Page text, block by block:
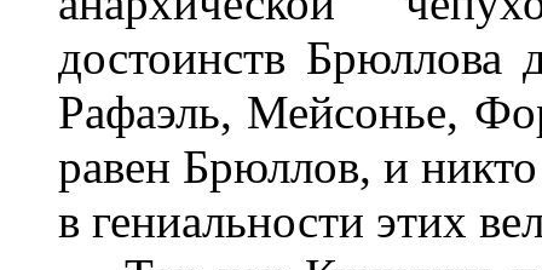
достоинств Брюллова
Рафаэль, Мейсонье,
равен Брюллов, и
в гениальности этих